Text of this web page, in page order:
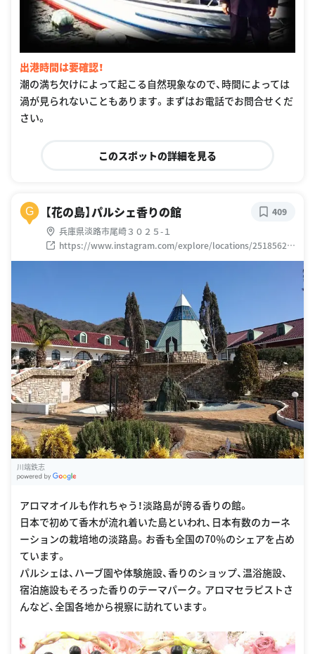
出港時間は要確認！
潮の満ち欠けによって起こる自然現象なので、時間によっては
渦が見られないこともあります。まずはお電話でお問合せくだ
さい。
このスポットの詳細を見る
G 【花の島】パルシェ香りの館
兵庫県淡路市尾崎３０２５-１
https://www.instagram.com/explore/locations/25185624
9
409
川端鉄志
アロマオイルも作れちゃう！淡路島が誇る香りの館。
日本で初めて香木が流れ着いた島といわれ、日本有数のカーネ
ーションの栽培地の淡路島。お香も全国の70％のシェアを占め
ています。
パルシェは、ハーブ園や体験施設、香りのショップ、温浴施設、
宿泊施設もそろった香りのテーマパーク。アロマセラピストさ
んなど、全国各地から視察に訪れています。